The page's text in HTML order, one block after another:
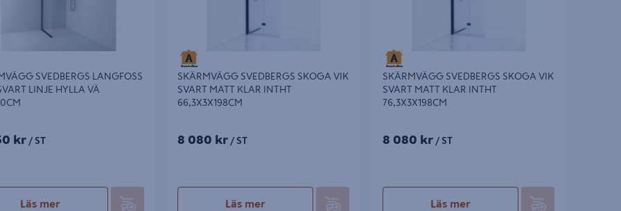
SVEDBERGS LANGFOSS
LINJE HYLLA VÄ
kr / ST
Läs mer
SKÄRMVÄGG SVEDBERGS SKOGA VIK
SVART MATT KLAR INTHT
66,3X3X198CM
8 080 kr / ST
Läs mer
SKÄRMVÄGG SVEDBERGS SKOGA VIK
SVART MATT KLAR INTHT
76,3X3X198CM
8 080 kr / ST
Läs mer